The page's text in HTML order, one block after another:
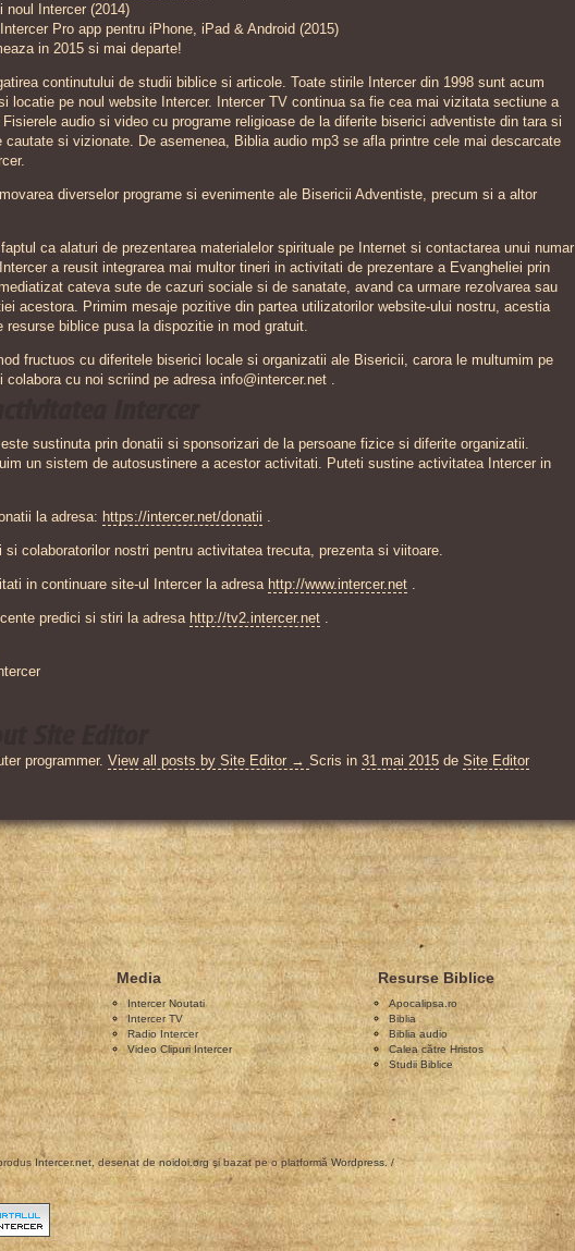
noul Intercer (2014)
Pro app pentru iPhone, iPad & Android (2015)
in 2015 si mai departe!
continutului de studii biblice si articole. Toate stirile Intercer din 1998 sunt acum
locatie pe noul website Intercer. Intercer TV continua sa fie cea mai vizitata sectiune a
audio si video cu programe religioase de la diferite biserici adventiste din tara si
cautate si vizionate. De asemenea, Biblia audio mp3 se afla printre cele mai descarcate
diverselor programe si evenimente ale Bisericii Adventiste, precum si a altor
ca alaturi de prezentarea materialelor spirituale pe Internet si contactarea unui numar
a reusit integrarea mai multor tineri in activitati de prezentare a Evangheliei prin
cateva sute de cazuri sociale si de sanatate, avand ca urmare rezolvarea sau
acestora. Primim mesaje pozitive din partea utilizatorilor website-ului nostru, acestia
resurse biblice pusa la dispozitie in mod gratuit.
fructuos cu diferitele biserici locale si organizatii ale Bisericii, carora le multumim pe
cu noi scriind pe adresa info@intercer.net .
sustinuta prin donatii si sponsorizari de la persoane fizice si diferite organizatii.
un sistem de autosustinere a acestor activitati. Puteti sustine activitatea Intercer in
la adresa: https://intercer.net/donatii .
si colaboratorilor nostri pentru activitatea trecuta, prezenta si viitoare.
in continuare site-ul Intercer la adresa http://www.intercer.net .
predici si stiri la adresa http://tv2.intercer.net .
programmer. View all posts by Site Editor → Scris in 31 mai 2015 de Site Editor
Media
Intercer Noutati
Intercer TV
Radio Intercer
Video Clipuri Intercer
Resurse Biblice
Apocalipsa.ro
Biblia
Biblia audio
Calea către Hristos
Studii Biblice
Intercer.net, desenat denoidoi.orgşi bazat pe o platformă Wordpress. /